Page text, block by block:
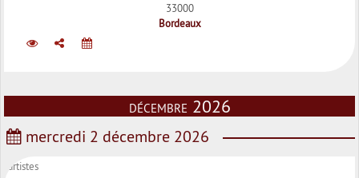
33000
Bordeaux
décembre 2026
mercredi 2 décembre 2026
artistes